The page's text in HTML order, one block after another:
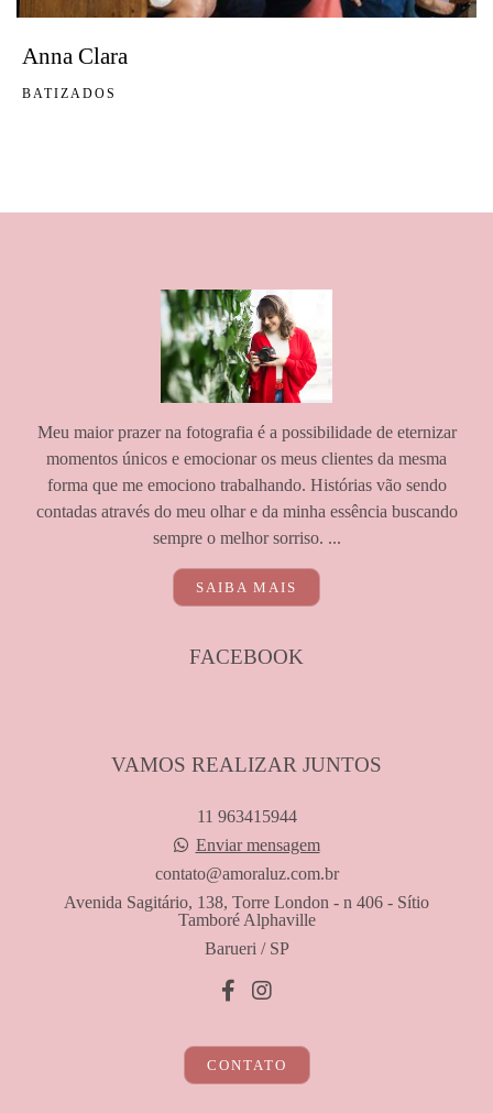
Anna Clara
BATIZADOS
Meu maior prazer na fotografia é a possibilidade de eternizar
momentos únicos e emocionar os meus clientes da mesma
forma que me emociono trabalhando. Histórias vão sendo
contadas através do meu olhar e da minha essência buscando
sempre o melhor sorriso. ...
SAIBA MAIS
FACEBOOK
VAMOS REALIZAR JUNTOS
11 963415944
Enviar mensagem
contato@amoraluz.com.br
Avenida Sagitário, 138, Torre London - n 406 - Sítio
Tamboré Alphaville
Barueri / SP
CONTATO